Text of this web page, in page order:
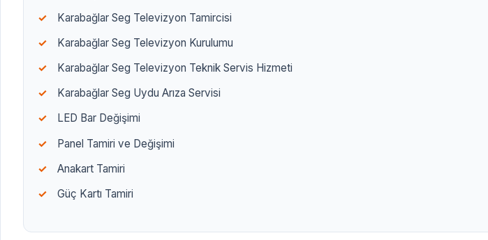
Karabağlar Seg Televizyon Tamircisi
Karabağlar Seg Televizyon Kurulumu
Karabağlar Seg Televizyon Teknik Servis Hizmeti
Karabağlar Seg Uydu Arıza Servisi
LED Bar Değişimi
Panel Tamiri ve Değişimi
Anakart Tamiri
Güç Kartı Tamiri